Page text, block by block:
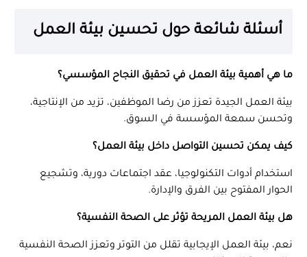
أسئلة شائعة حول تحسين بيئة العمل
ما هي أهمية بيئة العمل في تحقيق النجاح المؤسسي؟
بيئة العمل الجيدة تعزز من رضا الموظفين، تزيد من الإنتاجية،
وتحسن سمعة المؤسسة في السوق.
كيف يمكن تحسين التواصل داخل بيئة العمل؟
استخدام أدوات التكنولوجيا، عقد اجتماعات دورية، وتشجيع
الحوار المفتوح بين الفرق والإدارة.
هل بيئة العمل المريحة تؤثر على الصحة النفسية؟
نعم، بيئة العمل الإيجابية تقلل من التوتر وتعزز الصحة النفسية